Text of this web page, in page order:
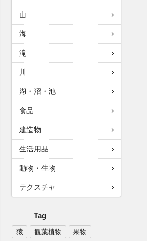
山
海
滝
川
湖・沼・池
食品
建造物
生活用品
動物・生物
テクスチャ
Tag
猿 観葉植物
果物